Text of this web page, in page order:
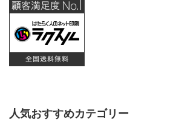
人気おすすめカテゴリー